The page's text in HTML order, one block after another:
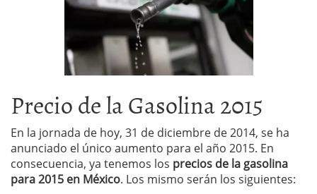
Precio de la Gasolina 2015
En la jornada de hoy, 31 de diciembre de 2014, se ha
anunciado el único aumento para el año 2015. En
consecuencia, ya tenemos los precios de la gasolina
para 2015 en México. Los mismo serán los siguientes: